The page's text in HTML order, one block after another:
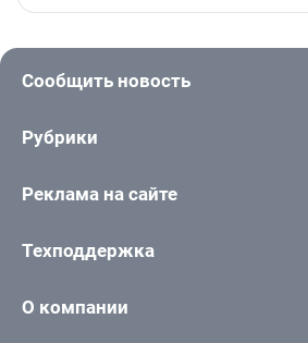
Сообщить новость
Рубрики
Реклама на сайте
Техподдержка
О компании